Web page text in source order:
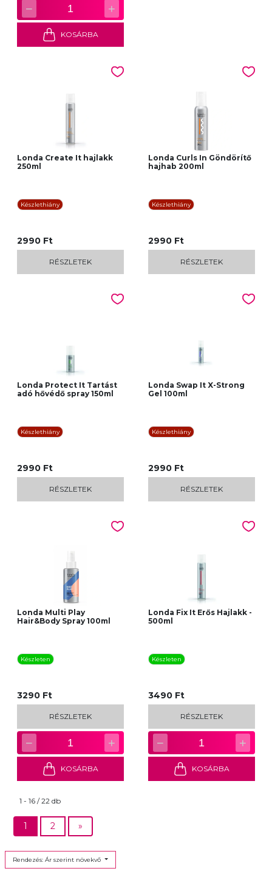
− 1 +
KOSÁRBA
Londa Create It hajlakk
250ml
Készlethiány
2990 Ft
RÉSZLETEK
Londa Curls In Göndörítő
hajhab 200ml
Készlethiány
2990 Ft
RÉSZLETEK
Londa Protect It Tartást
adó hővédő spray 150ml
Készlethiány
2990 Ft
RÉSZLETEK
Londa Swap It X-Strong
Gel 100ml
Készlethiány
2990 Ft
RÉSZLETEK
Londa Multi Play
Hair&Body Spray 100ml
Készleten
3290 Ft
RÉSZLETEK
− 1 +
KOSÁRBA
Londa Fix It Erős Hajlakk -
500ml
Készleten
3490 Ft
RÉSZLETEK
− 1 +
KOSÁRBA
1 - 16 / 22 db
1 2 »
Rendezés: Ár szerint növekvő